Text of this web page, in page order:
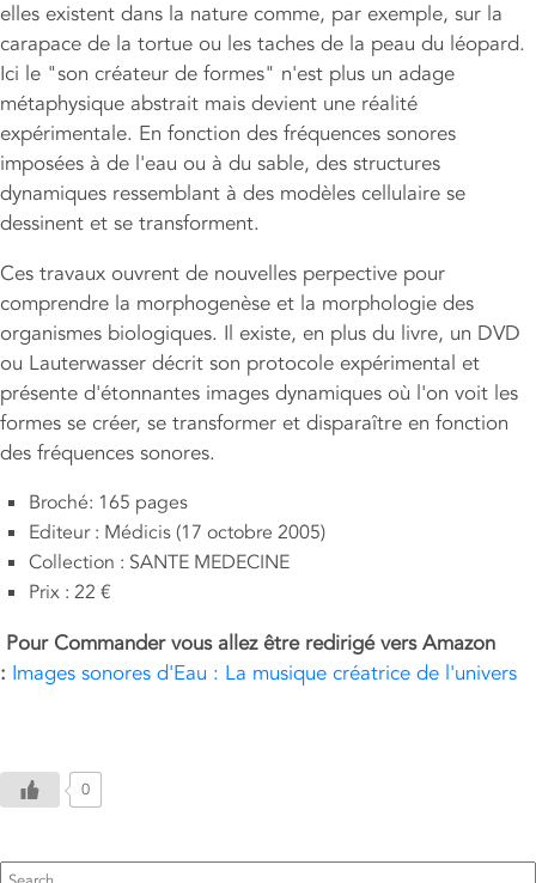
elles existent dans la nature comme, par exemple, sur la
carapace de la tortue ou les taches de la peau du léopard.
Ici le "son créateur de formes" n'est plus un adage
métaphysique abstrait mais devient une réalité
expérimentale. En fonction des fréquences sonores
imposées à de l'eau ou à du sable, des structures
dynamiques ressemblant à des modèles cellulaire se
dessinent et se transforment.
Ces travaux ouvrent de nouvelles perpective pour
comprendre la morphogenèse et la morphologie des
organismes biologiques. Il existe, en plus du livre, un DVD
ou Lauterwasser décrit son protocole expérimental et
présente d'étonnantes images dynamiques où l'on voit les
formes se créer, se transformer et disparaître en fonction
des fréquences sonores.
Broché: 165 pages
Editeur : Médicis (17 octobre 2005)
Collection : SANTE MEDECINE
Prix : 22 €
Pour Commander vous allez être redirigé vers Amazon
: Images sonores d'Eau : La musique créatrice de l'univers
0
Search